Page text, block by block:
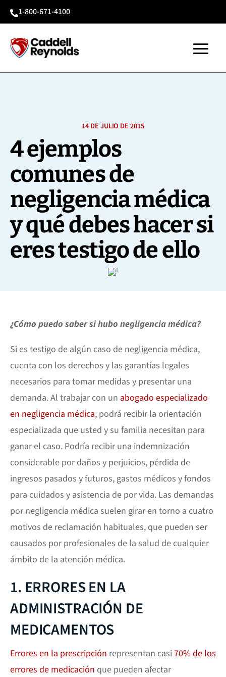
1-800-671-4100
14 DE JULIO DE 2015
4 ejemplos
comunes de
negligencia médica
y qué debes hacer si
eres testigo de ello
¿Cómo puedo saber si hubo negligencia médica?
Si es testigo de algún caso de negligencia médica,
cuenta con los derechos y las garantías legales
necesarios para tomar medidas y presentar una
demanda. Al trabajar con un abogado especializado
en negligencia médica, podrá recibir la orientación
especializada que usted y su familia necesitan para
ganar el caso. Podría recibir una indemnización
considerable por daños y perjuicios, pérdida de
ingresos pasados y futuros, gastos médicos y fondos
para cuidados y asistencia de por vida. Las demandas
por negligencia médica suelen girar en torno a cuatro
motivos de reclamación habituales, que pueden ser
causados por profesionales de la salud de cualquier
ámbito de la atención médica.
1. ERRORES EN LA
ADMINISTRACIÓN DE
MEDICAMENTOS
Errores en la prescripción representan casi 70% de los
errores de medicación que pueden afectar